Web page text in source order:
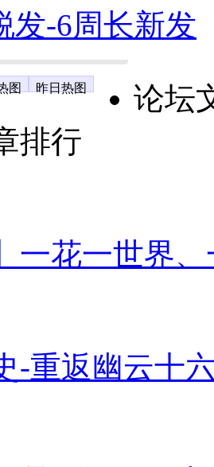
发-6周长新发
图 昨日热图
论坛
排行
一花一世界
-重返幽云十